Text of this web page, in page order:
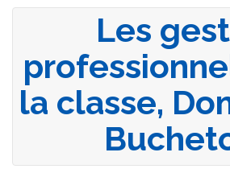
Les
la classe,